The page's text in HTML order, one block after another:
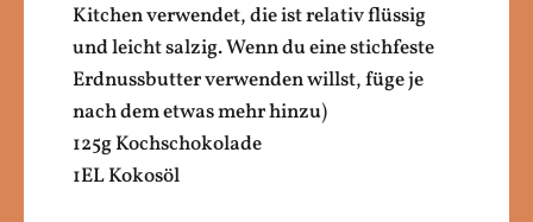
Kitchen verwendet, die ist relativ flüssig
und leicht salzig. Wenn du eine stichfeste
Erdnussbutter verwenden willst, füge je
nach dem etwas mehr hinzu)
125g Kochschokolade
1EL Kokosöl